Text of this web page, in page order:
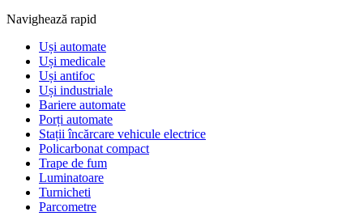
Navighează rapid
Uși automate
Uși medicale
Uși antifoc
Uși industriale
Bariere automate
Porți automate
Stații încărcare vehicule electrice
Policarbonat compact
Trape de fum
Luminatoare
Turnicheti
Parcometre